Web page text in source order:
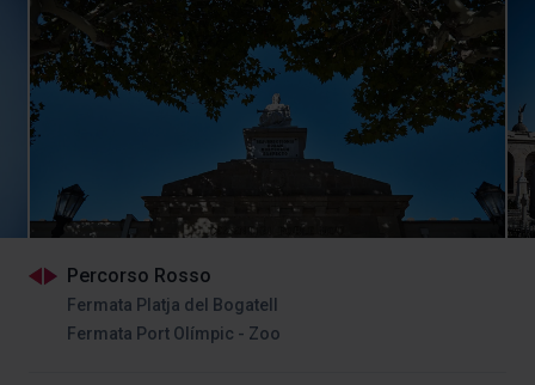
Percorso Rosso
Fermata Platja del Bogatell
Fermata Port Olímpic - Zoo